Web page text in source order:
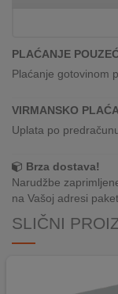
KUPITI?
IZ
INOSTRANSTVA
OZNAKE
PLAĆANJE
Plaćanje gotovinom
VIRMANSKO
Uplata po
Brza dostava!
Narudžbe
na Vašoj adresi
SLIČNI